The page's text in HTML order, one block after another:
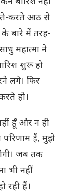
करते आठ से
के बारे में तरह-
महात्मा ने
शुरू हो
लगे। फिर
हो।
हूँ और न ही
परिणाम हैं, मुझे
जब तक
भी नहीं
रही हैं।